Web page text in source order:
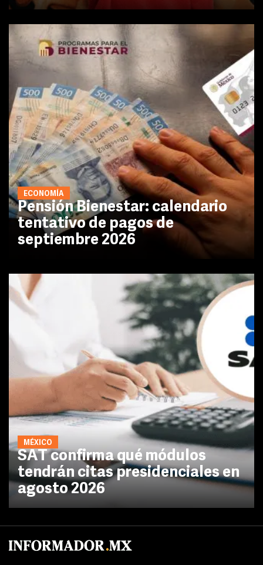
ECONOMÍA
Pensión Bienestar: calendario
tentativo de pagos de
septiembre 2026
MÉXICO
SAT confirma qué módulos
tendrán citas presidenciales en
agosto 2026